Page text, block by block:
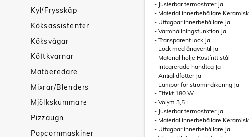
Kyl/Frysskåp
Köksassistenter
Köksvågar
Köttkvarnar
Matberedare
Mixrar/Blenders
Mjölkskummare
Pizzaugn
Popcornmaskiner
- Justerbar termostater Ja
- Material innerbehållare Keramisk
- Uttagbar innerbehållare Ja
- Varmhållningsfunktion Ja
- Transparent lock Ja
- Lock med ångventil Ja
- Material hölje Rostfritt stål
- Integrerade handtag Ja
- Antiglidfötter Ja
- Lampor för strömindikering Ja
- Effekt 180 W
- Volym 3,5 L
- Justerbar termostater Ja
- Material innerbehållare Keramisk
- Uttagbar innerbehållare Ja